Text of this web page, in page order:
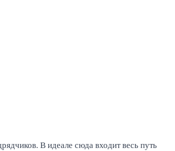
В идеале сюда входит весь путь